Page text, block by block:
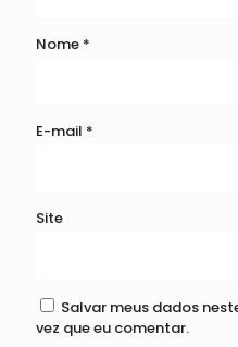
Nome *
E-mail *
Site
Salvar meus dados
vez que eu comentar.